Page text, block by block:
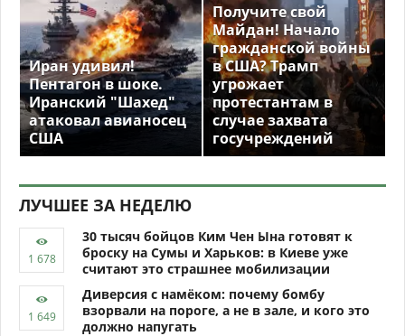
Иран удивил!
Пентагон в шоке.
Иранский "Шахед"
атаковал авианосец
США
Получите свой
Майдан! Начало
гражданской войны
в США? Трамп
угрожает
протестантам в
случае захвата
госучреждений
ЛУЧШЕЕ ЗА НЕДЕЛЮ
30 тысяч бойцов Ким Чен Ына готовят к
броску на Сумы и Харьков: в Киеве уже
считают это страшнее мобилизации
Диверсия с намёком: почему бомбу
взорвали на пороге, а не в зале, и кого это
должно напугать